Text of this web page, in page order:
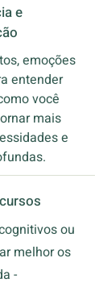
e
emoções
entender
você
mais
e
ou
melhor os
-